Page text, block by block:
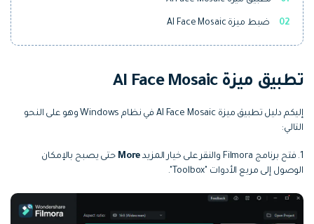
02 ضبط ميزة AI Face Mosaic
تطبيق ميزة AI Face Mosaic
إليكم دليل تطبيق ميزة AI Face Mosaic في نظام Windows وهو على النحو
التالي:
1. فتح برنامج Filmora والنقر على خيار المزيد More حتى يصبح بالإمكان
الوصول إلى مربع الأدوات "Toolbox".